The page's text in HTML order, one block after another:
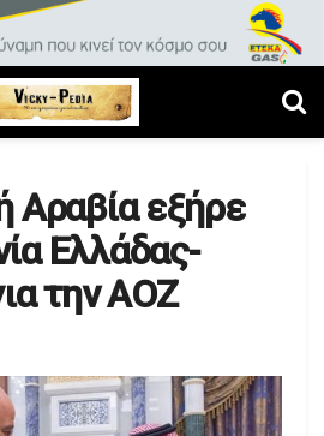
Αραβία εξήρε
Ελλάδας-
την ΑΟΖ